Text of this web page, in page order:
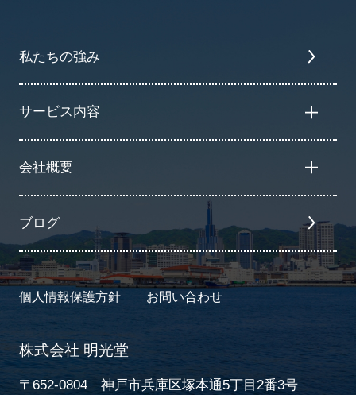
私たちの強み
サービス内容
会社概要
ブログ
個人情報保護方針 お問い合わせ
株式会社 明光堂
〒652-0804 神戸市兵庫区塚本通5丁目2番3号